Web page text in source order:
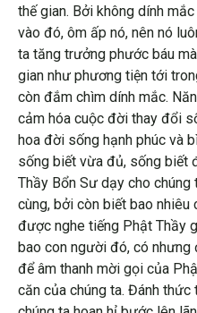
thế gian. Bởi không dính
vào đó, ôm ấp nó, nên nó
ta tăng trưởng phước báu
gian như phương tiện tới
còn đắm chìm dính mắc.
cảm hóa cuộc đời thay đổi
hoa đời sống hạnh phúc và
sống biết vừa đủ, sống biết
Thầy Bổn Sư dạy cho chúng
cùng, bởi còn biết bao
được nghe tiếng Phật Thầy
bao con người đó, có
để âm thanh mời gọi của
căn của chúng ta. Đánh thức